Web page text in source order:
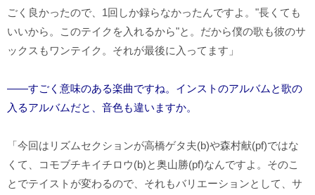
ごく良かったので、1回しか録らなかったんですよ。"長くても
いいから。このテイクを入れるから"と。だから僕の歌も彼のサ
ックスもワンテイク。それが最後に入ってます」
――すごく意味のある楽曲ですね。インストのアルバムと歌の
入るアルバムだと、音色も違いますか。
「今回はリズムセクションが高橋ゲタ夫(b)や森村献(pf)ではな
くて、コモブチキイチロウ(b)と奥山勝(pf)なんですよ。そのこ
とでテイストが変わるので、それもバリエーションとして、サ